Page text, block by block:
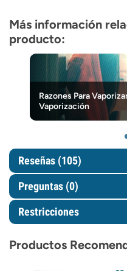
Más información
producto:
Razones Para
Vaporización
Reseñas (105)
Preguntas (0)
Restricciones
Productos